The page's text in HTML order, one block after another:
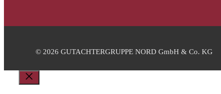
© 2026 GUTACHTERGRUPPE NORD GmbH & Co. KG
Schließen